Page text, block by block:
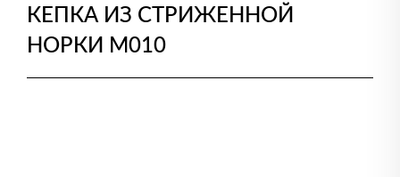
КЕПКА ИЗ СТРИЖЕННОЙ
НОРКИ M010